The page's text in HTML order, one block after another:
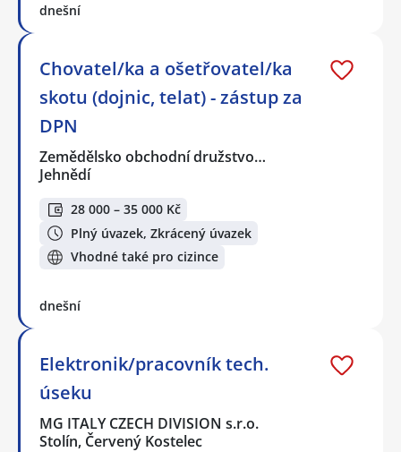
dnešní
Chovatel/ka a ošetřovatel/ka
skotu (dojnic, telat) - zástup za
DPN
Zemědělsko obchodní družstvo…
Jehnědí
28 000 – 35 000 Kč
Plný úvazek, Zkrácený úvazek
Vhodné také pro cizince
dnešní
Elektronik/pracovník tech.
úseku
MG ITALY CZECH DIVISION s.r.o.
Stolín, Červený Kostelec